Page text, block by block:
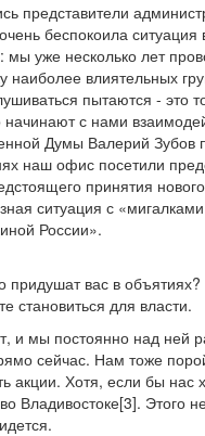
представители
беспокоила
уже несколько лет
наиболее влиятельных
пытаются - это
начинают с нами
Думы Валерий
наш офис посетили
принятия
ситуация с
России».
придушат вас в
становиться для власти.
и мы постоянно над
сейчас. Нам тоже
акции. Хотя, если бы нас
Владивостоке[3]. Этого